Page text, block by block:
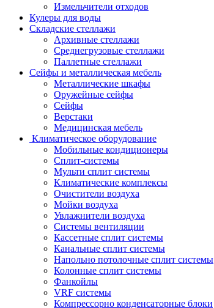
Измельчители отходов
Кулеры для воды
Складские стеллажи
Архивные стеллажи
Среднегрузовые стеллажи
Паллетные стеллажи
Сейфы и металлическая мебель
Металлические шкафы
Оружейные сейфы
Сейфы
Верстаки
Медицинская мебель
Климатическое оборудование
Мобильные кондиционеры
Сплит-системы
Мульти сплит системы
Климатические комплексы
Очистители воздуха
Мойки воздуха
Увлажнители воздуха
Системы вентиляции
Кассетные сплит системы
Канальные сплит системы
Напольно потолочные сплит системы
Колонные сплит системы
Фанкойлы
VRF системы
Компрессорно конденсаторные блоки